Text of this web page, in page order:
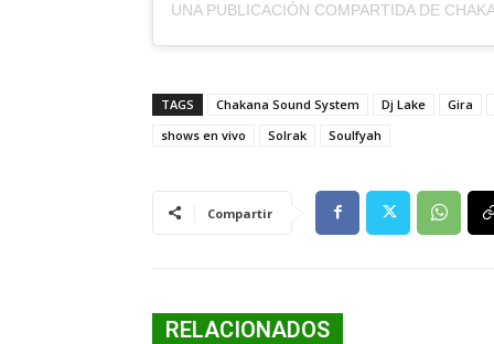
TAGS Chakana Sound System Dj Lake Gira
shows en vivo
Solrak Soulfyah
Compartir
RELACIONADOS